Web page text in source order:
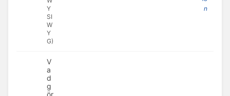
Y
SI
W
Y
G)
n
V
a
d
g